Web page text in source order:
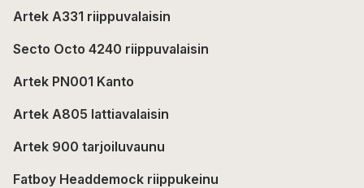
Artek A331 riippuvalaisin
Secto Octo 4240 riippuvalaisin
Artek PN001 Kanto
Artek A805 lattiavalaisin
Artek 900 tarjoiluvaunu
Fatboy Headdemock riippukeinu